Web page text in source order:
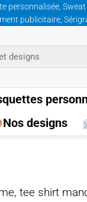
personnalisée,
publicitaire,
Nos designs
tee shirt